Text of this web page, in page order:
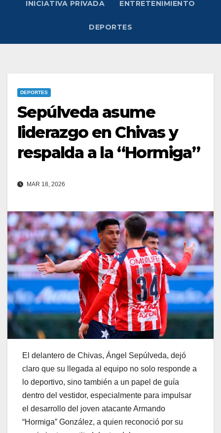
INICIATIVA PRIVADA ENTRETENIMIENTO
DEPORTES
DEPORTES
Sepúlveda asume
liderazgo en Chivas y
respalda a la “Hormiga”
MAR 18, 2026
El delantero de Chivas, Ángel Sepúlveda, dejó
claro que su llegada al equipo no solo responde a
lo deportivo, sino también a un papel de guía
dentro del vestidor, especialmente para impulsar
el desarrollo del joven atacante Armando
“Hormiga” González, a quien reconoció por su